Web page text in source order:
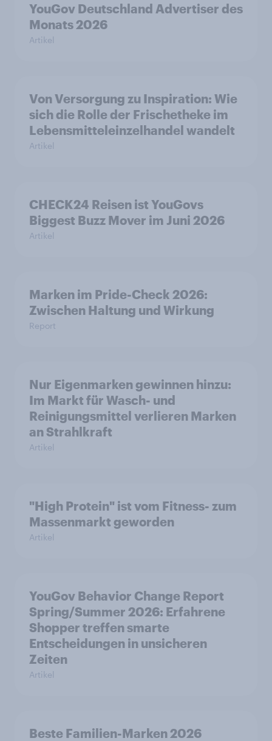
YouGov Deutschland Advertiser des
Monats 2026
Artikel
Von Versorgung zu Inspiration: Wie
sich die Rolle der Frischetheke im
Lebensmitteleinzelhandel wandelt
Artikel
CHECK24 Reisen ist YouGovs
Biggest Buzz Mover im Juni 2026
Artikel
Marken im Pride-Check 2026:
Zwischen Haltung und Wirkung
Report
Nur Eigenmarken gewinnen hinzu:
Im Markt für Wasch- und
Reinigungsmittel verlieren Marken
an Strahlkraft
Artikel
"High Protein" ist vom Fitness- zum
Massenmarkt geworden
Artikel
YouGov Behavior Change Report
Spring/Summer 2026: Erfahrene
Shopper treffen smarte
Entscheidungen in unsicheren
Zeiten
Artikel
Beste Familien-Marken 2026